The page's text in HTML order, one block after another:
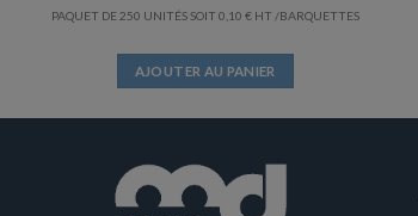
PAQUET DE 250 UNITÉS SOIT 0,10 € /BARQUETTES
AJOUTER AU PANIER